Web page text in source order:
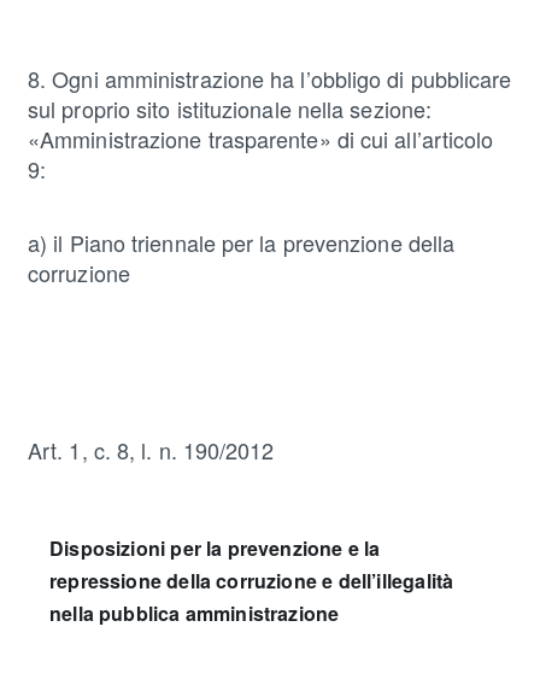
8. Ogni amministrazione ha l’obbligo di pubblicare
sul proprio sito istituzionale nella sezione:
«Amministrazione trasparente» di cui all’articolo
9:
a) il Piano triennale per la prevenzione della
corruzione
Art. 1, c. 8, l. n. 190/2012
Disposizioni per la prevenzione e la
repressione della corruzione e dell’illegalità
nella pubblica amministrazione